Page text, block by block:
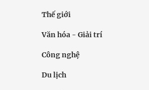
Thế giới
Văn hóa - Giải trí
Công nghệ
Du lịch